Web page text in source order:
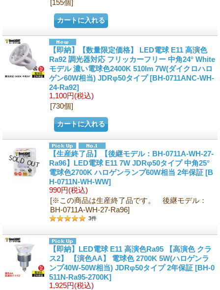
[155個]
【即納】【数量限定価格】 LED電球 E11 高演色
Ra92 調光器対応 フリッカーフリー 中角24° White
モデル 濃い電球色2400K 510lm 7W(ダイクロハロ
ゲン60W相当) JDRφ50タイプ[BH-0711ANC-WH-
24-Ra92]
1,100円(税込)
[730個]
【生産終了品】【後継モデル：BH-0711A-WH-27-
Ra96】LED電球 E11 7W JDRφ50タイプ 中角25°
電球色2700K ハロゲンランプ60W相当 2年保証 [B
H-0711N-WH-WW]
990円(税込)
[※この商品は生産終了品です。 後継モデル：
BH-0711A-WH-27-Ra96]
3件
【即納】LED電球 E11 高演色Ra95 【高演色 クラ
ス2】 【演色AA】 電球色 2700K 5W(ハロゲンラ
ンプ40W-50W相当) JDRφ50タイプ 2年保証 [BH-0
511N-Ra95-2700K]
1,925円(税込)